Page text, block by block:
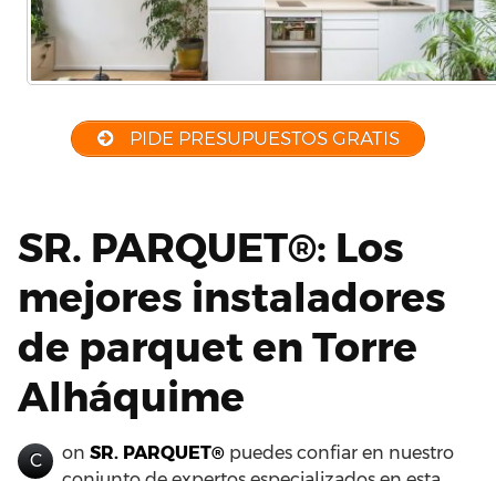
PIDE PRESUPUESTOS GRATIS
SR. PARQUET®: Los
mejores instaladores
de parquet en Torre
Alháquime
C on SR. PARQUET® puedes confiar en nuestro